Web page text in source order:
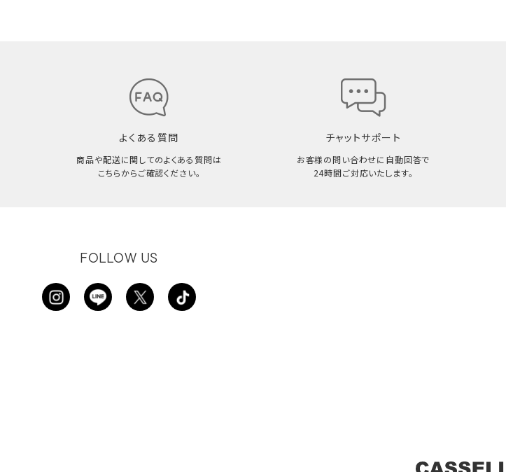
よくある質問
商品や配送に関してのよくある質問は
こちらからご確認ください。
チャットサポート
お客様の問い合わせに自動回答で
24時間ご対応いたします。
FOLLOW US